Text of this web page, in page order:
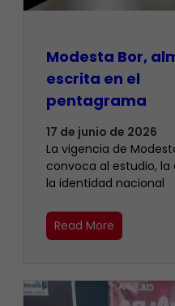
Modesta Bor,
escrita en el
pentagrama
17 de junio de 2026
La vigencia de
convoca al estudio, la
la identidad nacional
Read More